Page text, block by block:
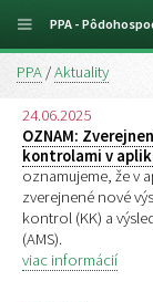
PPA /Aktuality
24.06.2025
OZNAM:
kontrolami v
oznamujeme, že v
zverejnené nové
kontrol (KK) a
(AMS).
viac informácií
PPA -